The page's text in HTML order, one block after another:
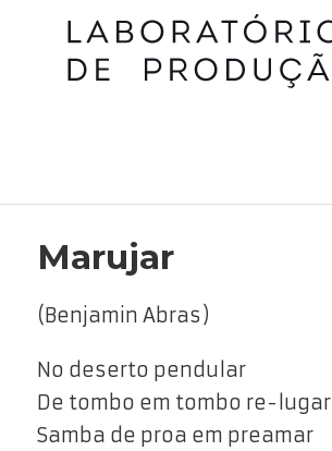
Marujar
(Benjamin Abras)
No deserto pendular
De tombo em tombo re-lugar
Samba de proa em preamar